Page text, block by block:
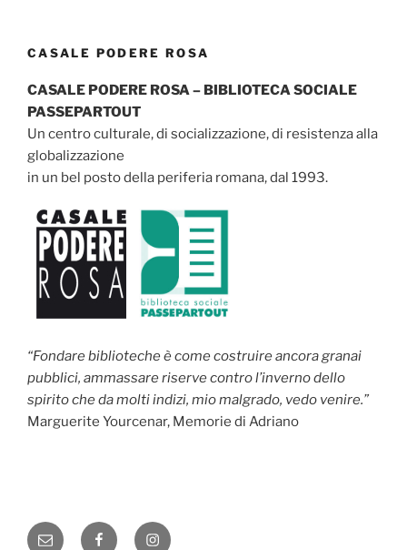
CASALE PODERE ROSA
CASALE PODERE ROSA – BIBLIOTECA SOCIALE
PASSEPARTOUT
Un centro culturale, di socializzazione, di resistenza alla
globalizzazione
in un bel posto della periferia romana, dal 1993.
“Fondare biblioteche è come costruire ancora granai
pubblici, ammassare riserve contro l’inverno dello
spirito che da molti indizi, mio malgrado, vedo venire.”
Marguerite Yourcenar, Memorie di Adriano
Email FacebookInstagram